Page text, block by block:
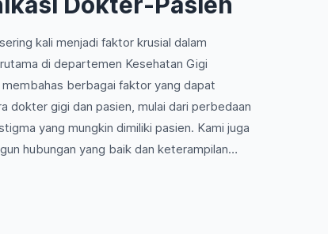
kali menjadi faktor krusial dalam
di departemen Kesehatan Gigi
berbagai faktor yang dapat
dokter gigi dan pasien, mulai dari perbedaan
yang mungkin dimiliki pasien. Kami juga
hubungan yang baik dan keterampilan